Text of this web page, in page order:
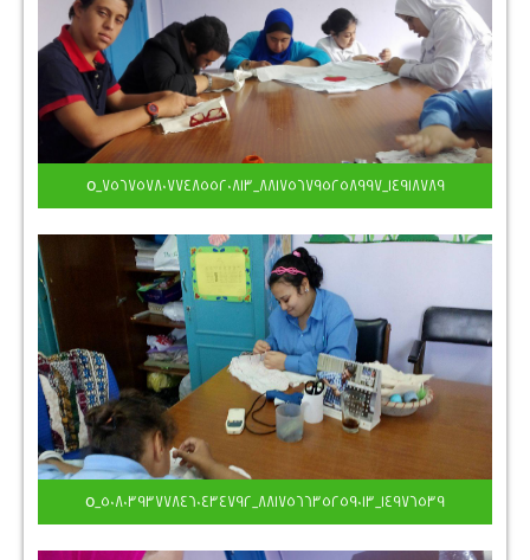
14918789_881756795258997_7567578077485520813_o
14976539_881756635259013_5080393778460434792_o